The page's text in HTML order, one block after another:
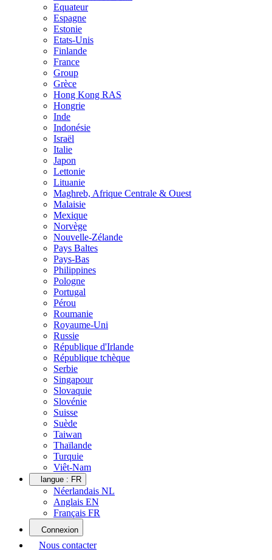
Equateur
Espagne
Estonie
Etats-Unis
Finlande
France
Group
Grèce
Hong Kong RAS
Hongrie
Inde
Indonésie
Israël
Italie
Japon
Lettonie
Lituanie
Maghreb, Afrique Centrale & Ouest
Malaisie
Mexique
Norvège
Nouvelle-Zélande
Pays Baltes
Pays-Bas
Philippines
Pologne
Portugal
Pérou
Roumanie
Royaume-Uni
Russie
République d'Irlande
République tchèque
Serbie
Singapour
Slovaquie
Slovénie
Suisse
Suède
Taiwan
Thaïlande
Turquie
Viêt-Nam
langue : FR
Néerlandais NL
Anglais EN
Français FR
Connexion
Nous contacter